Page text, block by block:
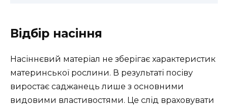
Відбір насіння
Насіннєвий матеріал не зберігає характеристик
материнської рослини. В результаті посіву
виростає саджанець лише з основними
видовими властивостями. Це слід враховувати